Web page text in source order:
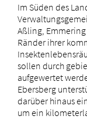
Im Süden des
Aßling,
Ränder ihrer
sollen durch
aufgewertet
Ebersberg
darüber hinaus
um ein